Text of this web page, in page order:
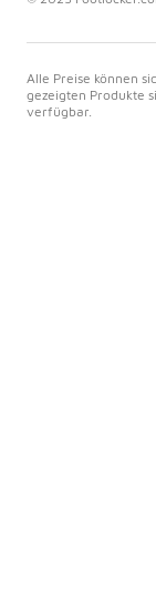
Alle Preise können
gezeigten Produkte
verfügbar.